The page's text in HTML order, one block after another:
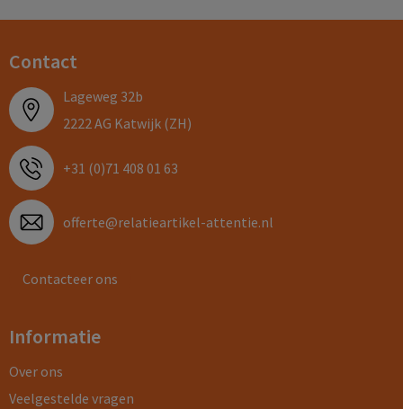
Contact
Lageweg 32b
2222 AG Katwijk (ZH)
+31 (0)71 408 01 63
offerte@relatieartikel-attentie.nl
Contacteer ons
Informatie
Over ons
Veelgestelde vragen